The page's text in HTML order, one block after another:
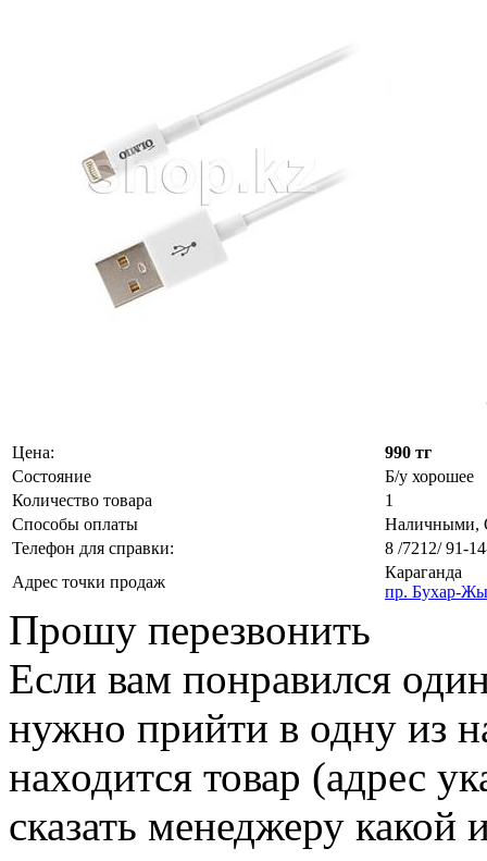
Цена:
990 тг
Состояние
Б/у хорошее
Количество товара
1
Способы оплаты
Наличными,
Телефон для справки:
8 /7212/ 91-
Адрес точки продаж
Караганда
пр. Бухар-
Прошу перезвонить
Если вам понравился
нужно прийти в одну из
находится товар (адрес
сказать менеджеру